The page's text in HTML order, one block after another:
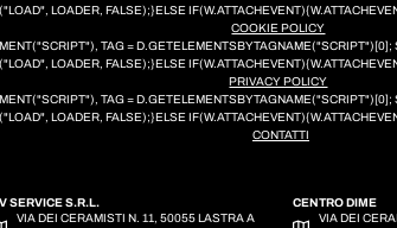
LOADER, FALSE);}ELSE
COOKIE POLICY
TAG =
LOADER, FALSE);}ELSE
PRIVACY POLICY
TAG =
LOADER, FALSE);}ELSE
CONTATTI
SERVICE S.R.L.
VIA DEI CERAMISTI N. 11, 50055 LASTRA A
CENTRO DIME
VIA DEI